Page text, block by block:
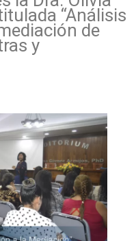
“Análisis
de
y